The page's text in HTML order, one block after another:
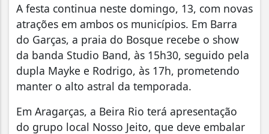
A festa continua neste domingo, 13, com novas
atrações em ambos os municípios. Em Barra
do Garças, a praia do Bosque recebe o show
da banda Studio Band, às 15h30, seguido pela
dupla Mayke e Rodrigo, às 17h, prometendo
manter o alto astral da temporada.
Em Aragarças, a Beira Rio terá apresentação
do grupo local Nosso Jeito, que deve embalar